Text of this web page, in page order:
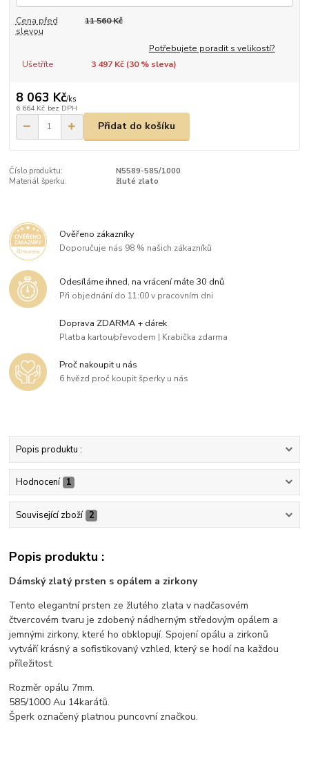
Cena před
slevou
11 560 Kč
Potřebujete poradit s velikostí?
Ušetříte
3 497 Kč (30% sleva)
8 063 Kč/ks
6 664 Kč bez DPH
Přidat do košíku
Číslo produktu:
N5589-585/1000
Materiál šperku:
žluté zlato
Ověřeno zákazníky
Doporučuje nás 98 % našich zákazníků
Odesíláme ihned, na vrácení máte 30 dnů
Při objednání do 11:00 v pracovním dni
Doprava ZDARMA + dárek
Platba kartou/převodem | Krabička zdarma
Proč nakoupit u nás
6 hvězd proč koupit šperky u nás
Popis produktu :
Hodnocení 1
Související zboží 2
Popis produktu :
Dámský zlatý prsten s opálem a zirkony
Tento elegantní prsten ze žlutého zlata v nadčasovém
čtvercovém tvaru je zdobený nádherným středovým opálem a
jemnými zirkony, které ho obklopují. Spojení opálu a zirkonů
vytváří krásný a sofistikovaný vzhled, který se hodí na každou
příležitost.
Rozměr opálu 7mm.
585/1000 Au 14karátů.
Šperk označený platnou puncovní značkou.